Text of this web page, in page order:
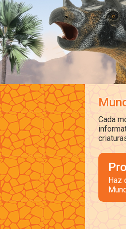
Cada
Haz